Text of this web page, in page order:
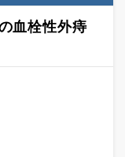
血栓性外痔